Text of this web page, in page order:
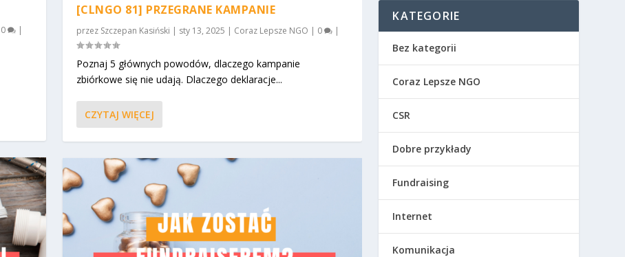
0 |
[CLNGO 81] PRZEGRANE KAMPANIE
przez Szczepan Kasiński | sty 13, 2025 | Coraz Lepsze NGO | 0 |
Poznaj 5 głównych powodów, dlaczego kampanie
zbiórkowe się nie udają. Dlaczego deklaracje...
CZYTAJ WIĘCEJ
KATEGORIE
Bez kategorii
Coraz Lepsze NGO
CSR
Dobre przykłady
Fundraising
Internet
Komunikacja